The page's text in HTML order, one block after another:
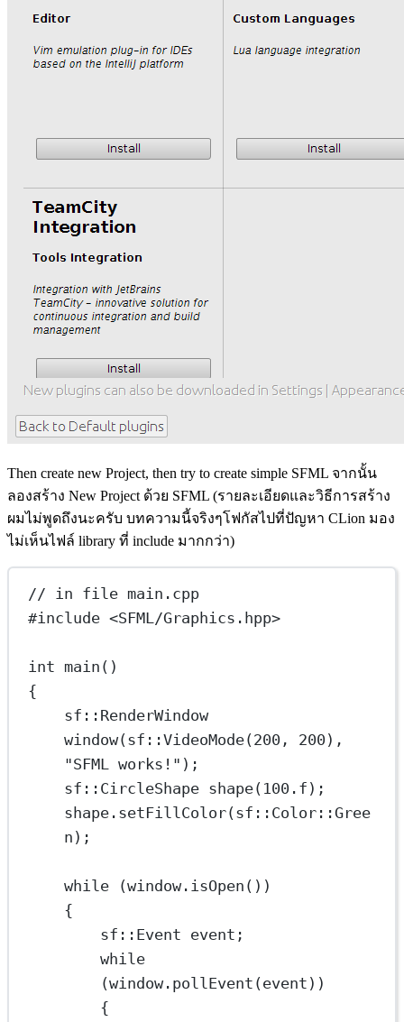
Then create new Project, then try to create simple SFML จากนั้น
ลองสร้าง New Project ด้วย SFML (รายละเอียดและวิธีการสร้าง
ผมไม่พูดถึงนะครับ บทความนี้จริงๆโฟกัสไปที่ปัญหา CLion มอง
ไม่เห็นไฟล์ library ที่ include มากกว่า)
// in file main.cpp
#include <SFML/Graphics.hpp>
int main ()
{
sf
::RenderWindow
window(sf ::VideoMode(200 , 200
"SFML works!" );
sf ::CircleShape shape( 100. f );
shape. setFillColor(sf :: Color ::Gree
n);
while (window. isOpen ())
{
sf ::Event event;
while
(window. pollEvent (event))
{